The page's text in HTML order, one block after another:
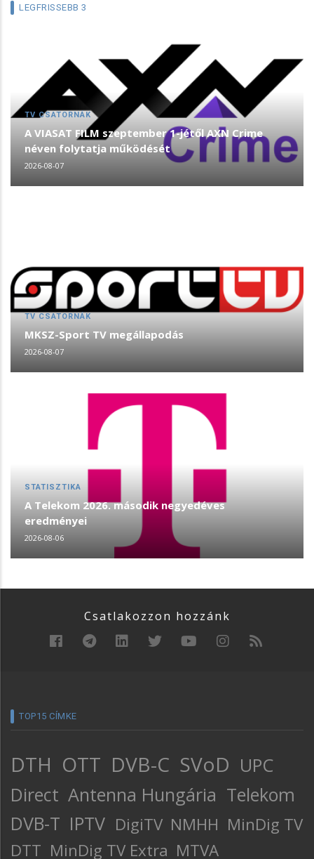
LEGFRISSEBB 3
TV CSATORNÁK
A VIASAT FILM szeptember 1-jétől AXN Crime
néven folytatja működését
2026-08-07
TV CSATORNÁK
MKSZ-Sport TV megállapodás
2026-08-07
STATISZTIKA
A Telekom 2026. második negyedéves
eredményei
2026-08-06
Csatlakozzon hozzánk
TOP15 CÍMKE
DTH OTT DVB-C SVoD UPC
Direct Antenna Hungária Telekom
DVB-T IPTV DigiTV NMHH MinDig TV
DTT MinDig TV Extra MTVA